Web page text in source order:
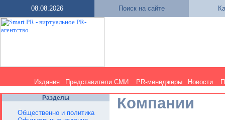
08.08.2026 Поиск на сайте
Издания Представители СМИ PR-менеджеры Новости
Разделы
Общественно и политика
Компании